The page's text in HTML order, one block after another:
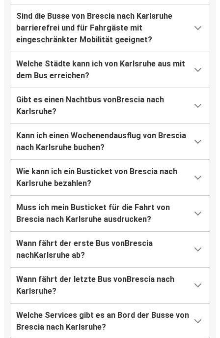
Sind die Busse von Brescia nach Karlsruhe
barrierefrei und für Fahrgäste mit
eingeschränkter Mobilität geeignet?
Welche Städte kann ich von Karlsruhe aus mit
dem Bus erreichen?
Gibt es einen Nachtbus vonBrescia nach
Karlsruhe?
Kann ich einen Wochenendausflug von Brescia
nach Karlsruhe buchen?
Wie kann ich ein Busticket von Brescia nach
Karlsruhe bezahlen?
Muss ich mein Busticket für die Fahrt von
Brescia nach Karlsruhe ausdrucken?
Wann fährt der erste Bus vonBrescia
nachKarlsruhe ab?
Wann fährt der letzte Bus vonBrescia nach
Karlsruhe?
Welche Services gibt es an Bord der Busse von
Brescia nach Karlsruhe?